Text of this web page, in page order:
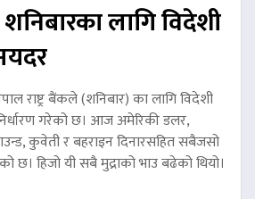
लागि विदेशी
राष्ट्र बैंकले (शनिबार) का लागि विदेशी
गरेको छ। आज अमेरिकी डलर,
कुवेती र बहराइन दिनारसहित सबैजसो
छ। हिजो यी सबै मुद्राको भाउ बढेको थियो।